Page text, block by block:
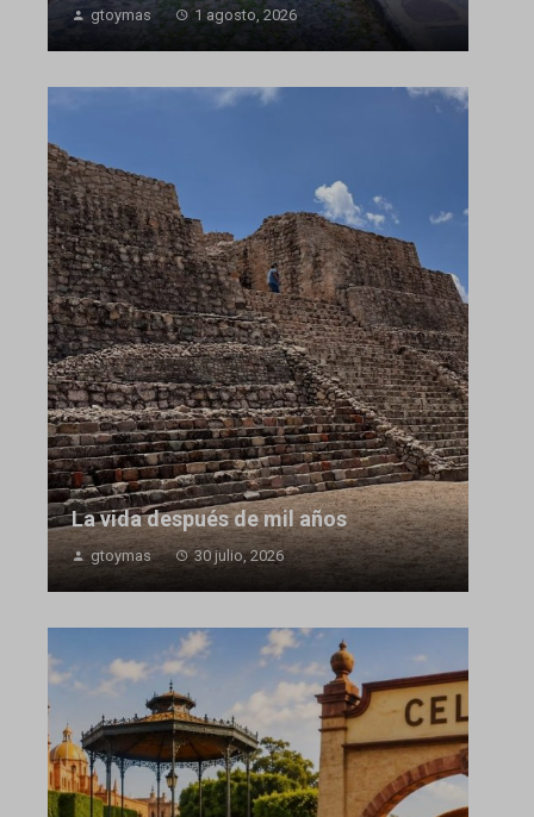
gtoymas 1 agosto, 2026
La vida después de mil años
gtoymas 30 julio, 2026